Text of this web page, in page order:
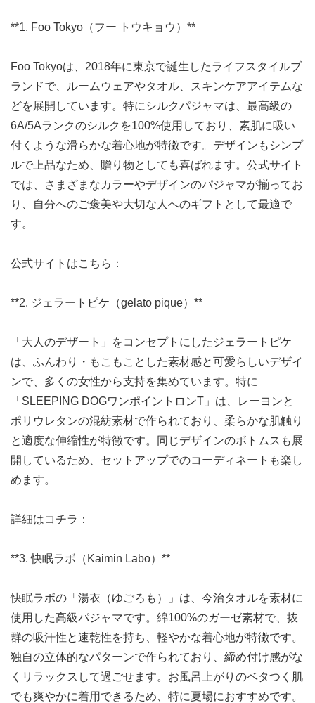
**1. Foo Tokyo（フー トウキョウ）**
Foo Tokyoは、2018年に東京で誕生したライフスタイルブ
ランドで、ルームウェアやタオル、スキンケアアイテムな
どを展開しています。特にシルクパジャマは、最高級の
6A/5Aランクのシルクを100%使用しており、素肌に吸い
付くような滑らかな着心地が特徴です。デザインもシンプ
ルで上品なため、贈り物としても喜ばれます。公式サイト
では、さまざまなカラーやデザインのパジャマが揃ってお
り、自分へのご褒美や大切な人へのギフトとして最適で
す。
公式サイトはこちら：
**2. ジェラートピケ（gelato pique）**
「大人のデザート」をコンセプトにしたジェラートピケ
は、ふんわり・もこもことした素材感と可愛らしいデザイ
ンで、多くの女性から支持を集めています。特に
「SLEEPING DOGワンポイントロンT」は、レーヨンと
ポリウレタンの混紡素材で作られており、柔らかな肌触り
と適度な伸縮性が特徴です。同じデザインのボトムスも展
開しているため、セットアップでのコーディネートも楽し
めます。
詳細はコチラ：
**3. 快眠ラボ（Kaimin Labo）**
快眠ラボの「湯衣（ゆごろも）」は、今治タオルを素材に
使用した高級パジャマです。綿100%のガーゼ素材で、抜
群の吸汗性と速乾性を持ち、軽やかな着心地が特徴です。
独自の立体的なパターンで作られており、締め付け感がな
くリラックスして過ごせます。お風呂上がりのベタつく肌
でも爽やかに着用できるため、特に夏場におすすめです。